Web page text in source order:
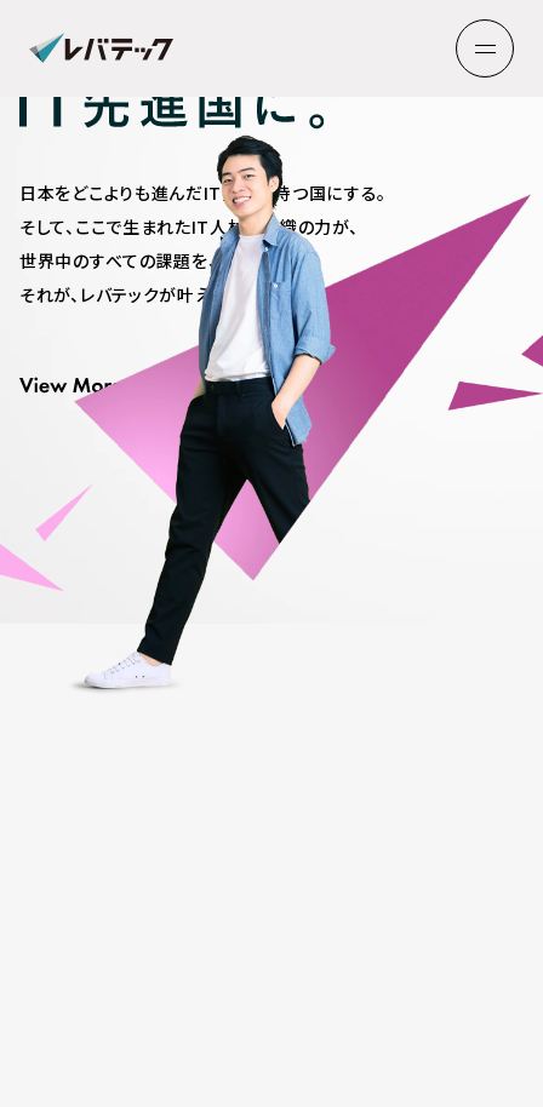
日本をどこよりも進んだIT技術を持つ国にする。
そして、ここで生まれたIT人材や組織の力が、
世界中のすべての課題を、解決する。
それが、レバテックが叶えたい未来です。